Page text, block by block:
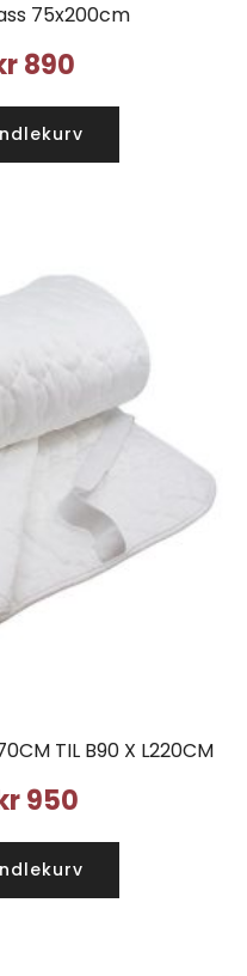
75x200cm
890
er:
kr890.
TIL B90 X L220CM
950
er:
kr950.